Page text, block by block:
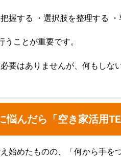
握する ・選択肢を整理する
うことが重要です。
要はありませんが、何もしな
悩んだら「空き家活用
始めたものの、「何から手を